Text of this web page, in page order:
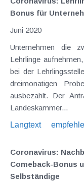
Bonus für
Juni 2020
Unternehmen die
Lehrlinge
bei der
dreimonatigen
ausbezahlt. Der
Landeskammer...
Langtext
Coronavirus:
Comeback-Bonus
Selbständige